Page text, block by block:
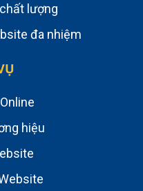
lượng
đa nhiệm
hiệu